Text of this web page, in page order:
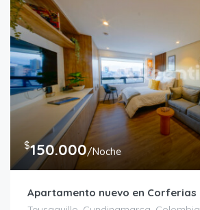
$150.000/Noche
Apartamento nuevo en Corferias